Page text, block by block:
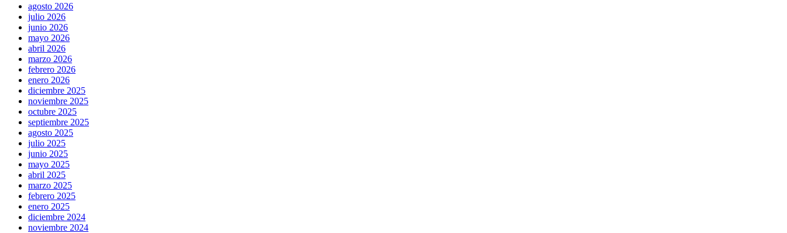
agosto 2026
julio 2026
junio 2026
mayo 2026
abril 2026
marzo 2026
febrero 2026
enero 2026
diciembre 2025
noviembre 2025
octubre 2025
septiembre 2025
agosto 2025
julio 2025
junio 2025
mayo 2025
abril 2025
marzo 2025
febrero 2025
enero 2025
diciembre 2024
noviembre 2024